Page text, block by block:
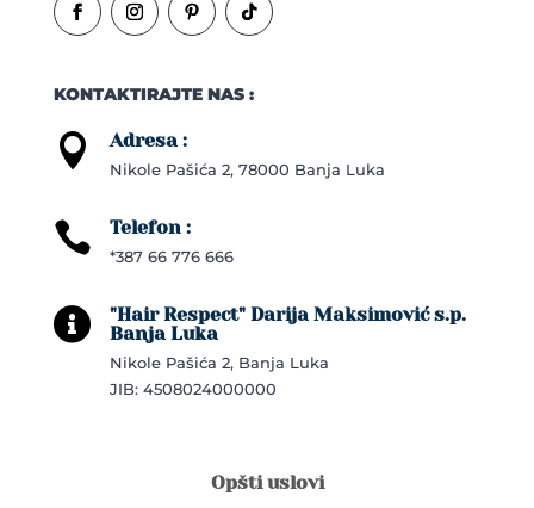
KONTAKTIRAJTE NAS :
 Adresa :
Nikole Pašića 2, 78000 Banja Luka
 Telefon :
*387 66 776 666

"Hair Respect" Darija Maksimović s.p.
Banja Luka
Nikole Pašića 2, Banja Luka
JIB: 4508024000000
Opšti uslovi